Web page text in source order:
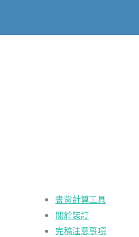
書背計算工具
關於裝訂
完稿注意事項